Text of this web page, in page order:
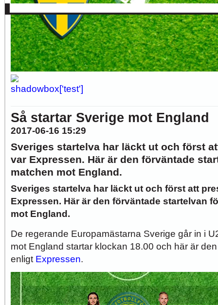
Så startar Sverige mot England
2017-06-16 15:29
Sveriges startelva har läckt ut och först
var Expressen. Här är den förväntade
matchen mot England.
Sveriges startelva har läckt ut och först att
Expressen. Här är den förväntade startelvan
mot England.
De regerande Europamästarna Sverige går in i
mot England startar klockan 18.00 och här är
enligt Expressen.